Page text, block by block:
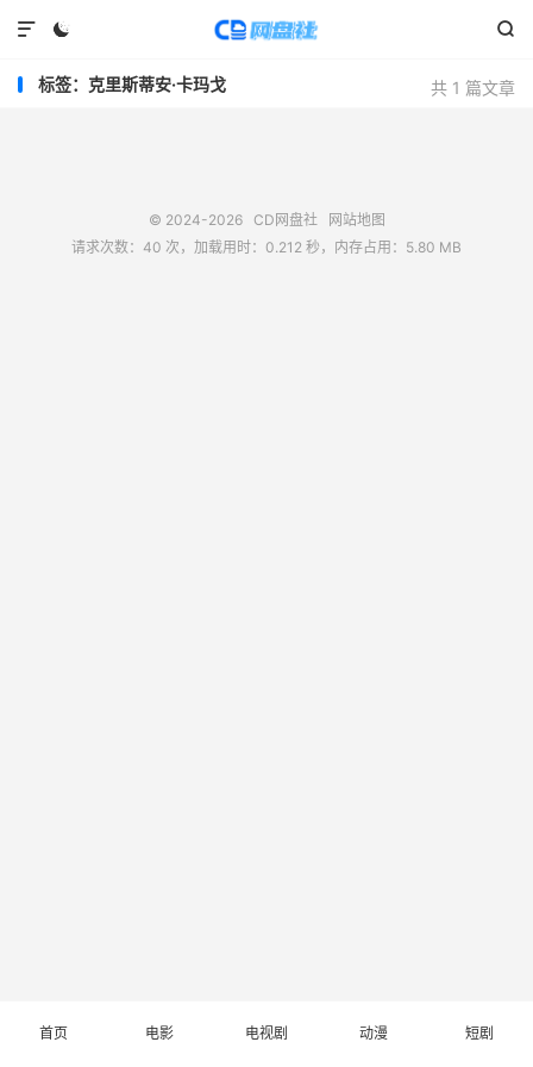
 

共 1 篇文章
标签：克里斯蒂安·卡玛戈
© 2024-2026 CD网盘社
网站地图
请求次数：40 次，加载用时：0.212 秒，内存占用：5.80 MB
首页 电影 电视剧 动漫 短剧